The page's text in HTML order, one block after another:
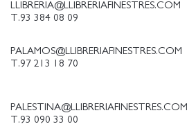
LLIBRERIA@LLIBRERIAFINESTRES.COM
T.93 384 08 09
PALAMOS@LLIBRERIAFINESTRES.COM
T.97 213 18 70
PALESTINA@LLIBRERIAFINESTRES.COM
T.93 090 33 00